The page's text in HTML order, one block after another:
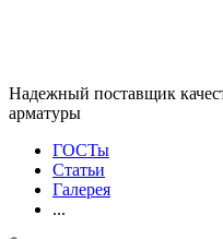
Надежный поставщик
арматуры
ГОСТы
Статьи
Галерея
...